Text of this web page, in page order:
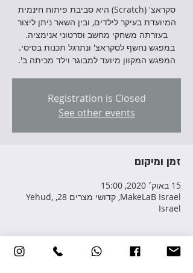
סקראצ' (Scratch) היא סביבת פיתוח חינמית
המיועדת בעיקר לילדים, ובין השאר ניתן ליצור
בעזרתה משחקי מחשב וסרטוני אנימציה.
במפגש נחשף לסקראצ' ונתרגל תכנות בסיסי.
המפגש המקוון מיועד למבוגר וילד מכיתה ב'.
Registration is Closed
See other events
זמן ומיקום
15 באוק׳ 2020, 15:00
MakeLaB Israel, קדושי מצרים 28, Yehud,
Israel
פרטי האירוע